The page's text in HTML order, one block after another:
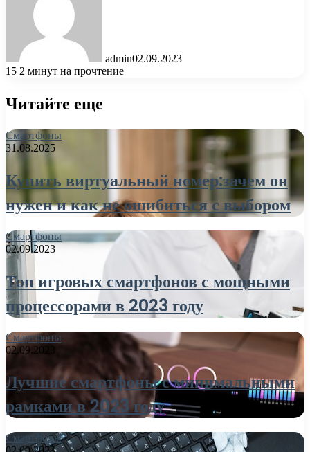
admin02.09.2023
15 2 минут на прочтение
Читайте еще
Смартфоны
31.08.2025
Купить виртуальный номер:зачем он
нужен и как не ошибиться с выбором
Смартфоны
02.09.2023
Топ игровых смартфонов с мощными
процессорами в 2023 году
Смартфоны
02.09.2023
Лучшие смартфоны с минимальными
рамками в 2023 году
Смартфоны